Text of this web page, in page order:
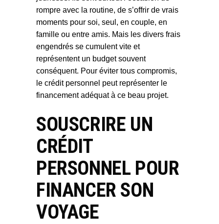
rompre avec la routine, de s’offrir de vrais
moments pour soi, seul, en couple, en
famille ou entre amis. Mais les divers frais
engendrés se cumulent vite et
représentent un budget souvent
conséquent. Pour éviter tous compromis,
le crédit personnel peut représenter le
financement adéquat à ce beau projet.
SOUSCRIRE UN
CRÉDIT
PERSONNEL POUR
FINANCER SON
VOYAGE